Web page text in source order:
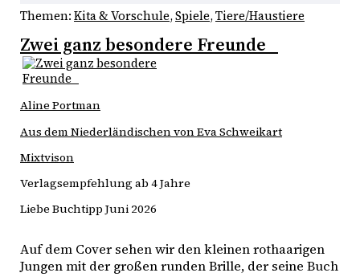
Themen: Kita & Vorschule, Spiele, Tiere/Haustiere
Zwei ganz besondere Freunde
Aline Portman
Aus dem Niederländischen von Eva Schweikart
Mixtvison
Verlagsempfehlung ab 4 Jahre
Liebe Buchtipp Juni 2026
Auf dem Cover sehen wir den kleinen rothaarigen
Jungen mit der großen runden Brille, der seine Buch